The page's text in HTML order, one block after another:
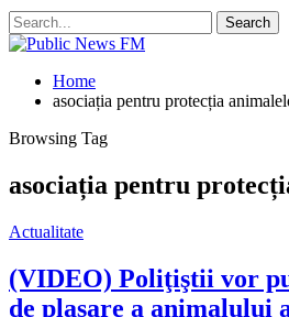
Home
asociația pentru protecția
Browsing Tag
asociația pentru
Actualitate
(VIDEO) Poliţiştii vor
de plasare a animalului